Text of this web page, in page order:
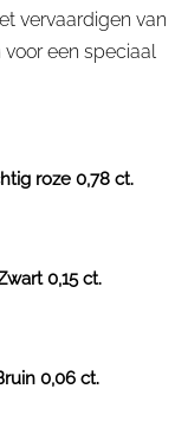
vervaardigen van
een speciaal
roze 0,78 ct.
0,15 ct.
0,06 ct.